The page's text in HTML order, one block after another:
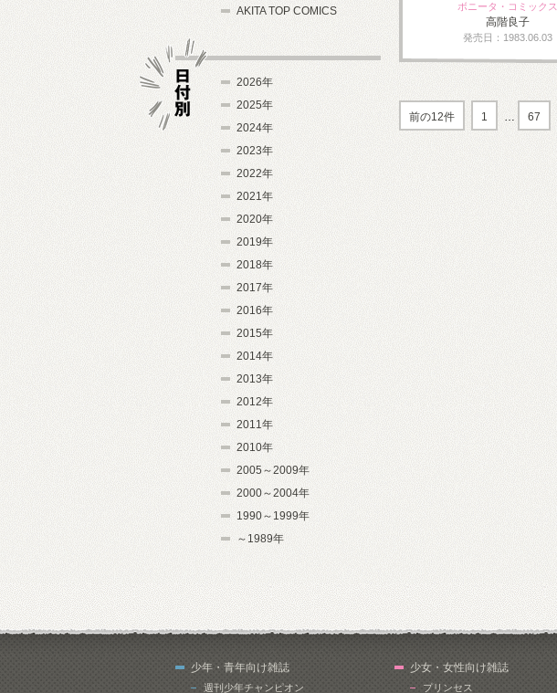
ボニータ・コミックス
高階良子
発売日：1983.06.03
前の12件 1 … 67
AKITA TOP COMICS
2026年
2025年
2024年
2023年
2022年
2021年
2020年
2019年
2018年
2017年
2016年
2015年
2014年
2013年
2012年
2011年
2010年
2005～2009年
2000～2004年
1990～1999年
～1989年
少年・青年向け雑誌
週刊少年チャンピオン
少女・女性向け雑誌
プリンセス